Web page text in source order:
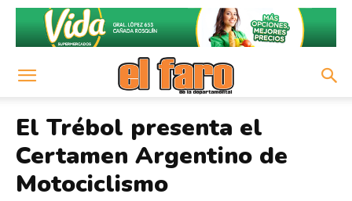
El Trébol presenta el
Certamen Argentino de
Motociclismo